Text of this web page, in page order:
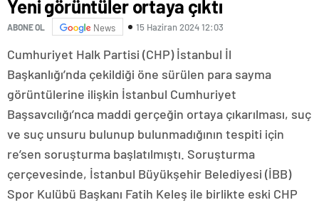
Yeni görüntüler ortaya çıktı
ABONE OL News 15 Haziran 2024 12:03
Cumhuriyet Halk Partisi (CHP) İstanbul İl
Başkanlığı’nda çekildiği öne sürülen para sayma
görüntülerine ilişkin İstanbul Cumhuriyet
Başsavcılığı’nca maddi gerçeğin ortaya çıkarılması, suç
ve suç unsuru bulunup bulunmadığının tespiti için
re’sen soruşturma başlatılmıştı. Soruşturma
çerçevesinde, İstanbul Büyükşehir Belediyesi (İBB)
Spor Kulübü Başkanı Fatih Keleş ile birlikte eski CHP